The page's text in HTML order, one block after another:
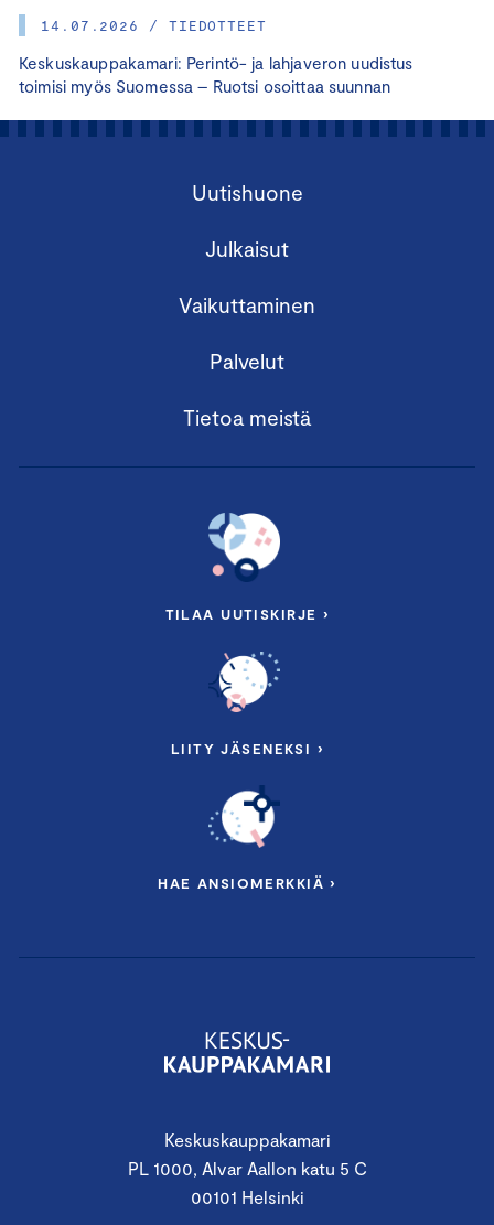
14.07.2026 / TIEDOTTEET
Keskuskauppakamari: Perintö- ja lahjaveron uudistus
toimisi myös Suomessa – Ruotsi osoittaa suunnan
Keskuskauppakamari
PL 1000, Alvar Aallon katu 5 C
00101 Helsinki
Uutishuone
Julkaisut
Vaikuttaminen
Palvelut
Tietoa meistä
TILAA UUTISKIRJE ›
LIITY JÄSENEKSI ›
HAE ANSIOMERKKIÄ ›